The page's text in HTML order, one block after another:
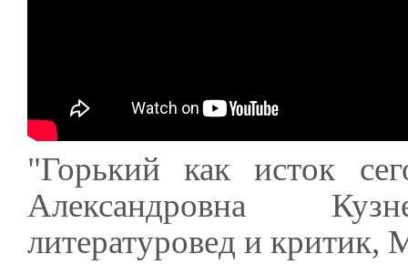
"Горький как исток
Александровна
литературовед и критик,